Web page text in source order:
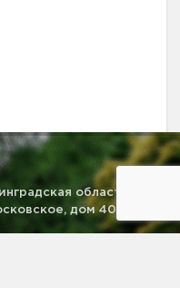
область, г.
дом 40